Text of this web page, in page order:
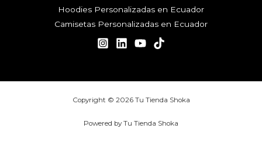
Hoodies Personalizadas en Ecuador
Camisetas Personalizadas en Ecuador
Copyright © 2026 Tu Tienda Shoka
Powered by Tu Tienda Shoka